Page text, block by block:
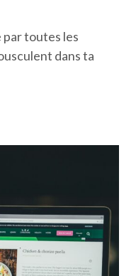
par toutes les
dans ta